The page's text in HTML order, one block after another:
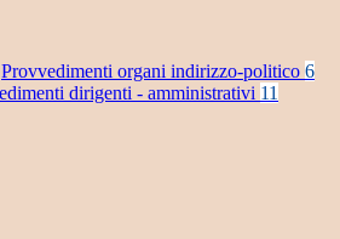
Provvedimenti organi indirizzo-politico 6
dirigenti - amministrativi 11